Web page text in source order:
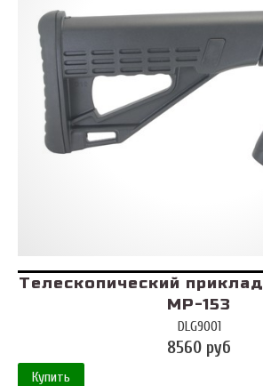
Телескопический
МР-153
DLG9001
8560 руб
Купить